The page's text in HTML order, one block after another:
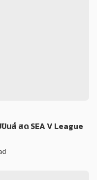
นส์ สด SEA V League